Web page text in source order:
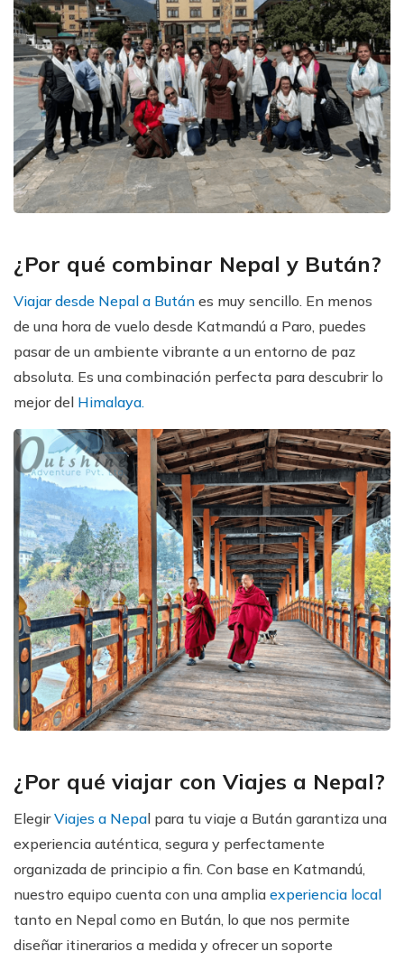
¿Por qué combinar Nepal y Bután?
Viajar desde Nepal a Bután es muy sencillo. En menos
de una hora de vuelo desde Katmandú a Paro, puedes
pasar de un ambiente vibrante a un entorno de paz
absoluta. Es una combinación perfecta para descubrir lo
mejor del Himalaya.
¿Por qué viajar con Viajes a Nepal?
ElegirViajes a Nepal para tu viaje a Bután garantiza una
experiencia auténtica, segura y perfectamente
organizada de principio a fin. Con base en Katmandú,
nuestro equipo cuenta con una amplia experiencia local
tanto en Nepal como en Bután, lo que nos permite
diseñar itinerarios a medida y ofrecer un soporte